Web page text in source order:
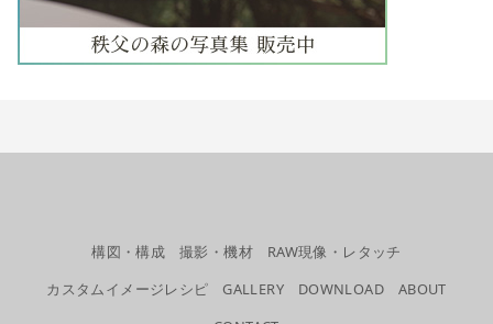
構図・構成 撮影・機材
RAW現像・レタッチ
カスタムイメージレシピ
GALLERY DOWNLOAD
ABOUT